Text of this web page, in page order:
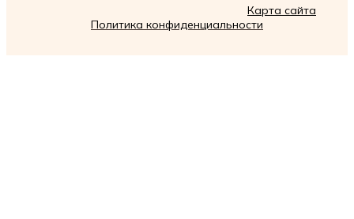
Карта сайта
Политика конфиденциальности